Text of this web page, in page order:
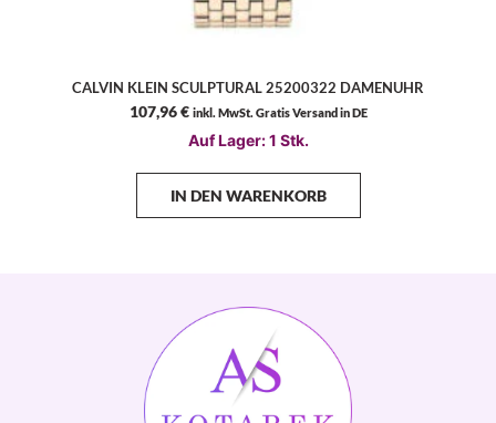
CALVIN KLEIN SCULPTURAL 25200322 DAMENUHR
107,96€ inkl. MwSt. Gratis Versand in DE
Auf Lager: 1 Stk.
IN DEN WARENKORB